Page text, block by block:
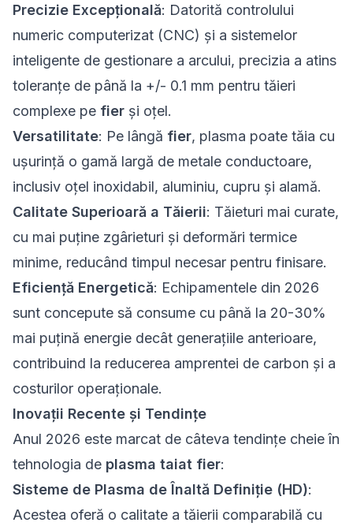
Precizie Excepțională: Datorită controlului
numeric computerizat (CNC) și a sistemelor
inteligente de gestionare a arcului, precizia a atins
toleranțe de până la +/- 0.1 mm pentru tăieri
complexe pe fier și oțel.
Versatilitate: Pe lângă fier, plasma poate tăia cu
ușurință o gamă largă de metale conductoare,
inclusiv oțel inoxidabil, aluminiu, cupru și alamă.
Calitate Superioară a Tăierii: Tăieturi mai curate,
cu mai puține zgârieturi și deformări termice
minime, reducând timpul necesar pentru finisare.
Eficiență Energetică: Echipamentele din 2026
sunt concepute să consume cu până la 20-30%
mai puțină energie decât generațiile anterioare,
contribuind la reducerea amprentei de carbon și a
costurilor operaționale.
Inovații Recente și Tendințe
Anul 2026 este marcat de câteva tendințe cheie în
tehnologia de plasma taiat fier:
Sisteme de Plasma de Înaltă Definiție (HD):
Acestea oferă o calitate a tăierii comparabilă cu